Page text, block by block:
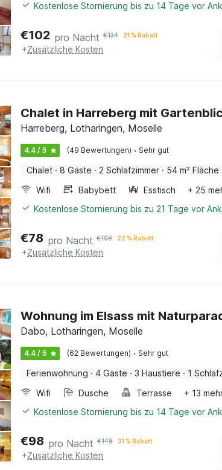
Kostenlose Stornierung bis zu 14 Tage vor
€102 pro Nacht €134 21 % Rabatt
+Zusätzliche Kosten
Chalet in Harreberg mit
Harreberg, Lotharingen, Moselle
4.4 / 5 (49 Bewertungen) · Sehr gut
Chalet · 8 Gäste · 2 Schlafzimmer · 54 m² Fläche
Wifi
Babybett Esstisch
+ 25
Kostenlose Stornierung bis zu 21 Tage vor
€78 pro Nacht €108 22 % Rabatt
+Zusätzliche Kosten
Wohnung im Elsass mit
Dabo, Lotharingen, Moselle
4.4 / 5 (62 Bewertungen) · Sehr gut
Ferienwohnung · 4 Gäste · 3 Haustiere · 1
Wifi
Dusche Terrasse
+ 13
Kostenlose Stornierung bis zu 14 Tage vor
€98 pro Nacht €148 31 % Rabatt
+Zusätzliche Kosten